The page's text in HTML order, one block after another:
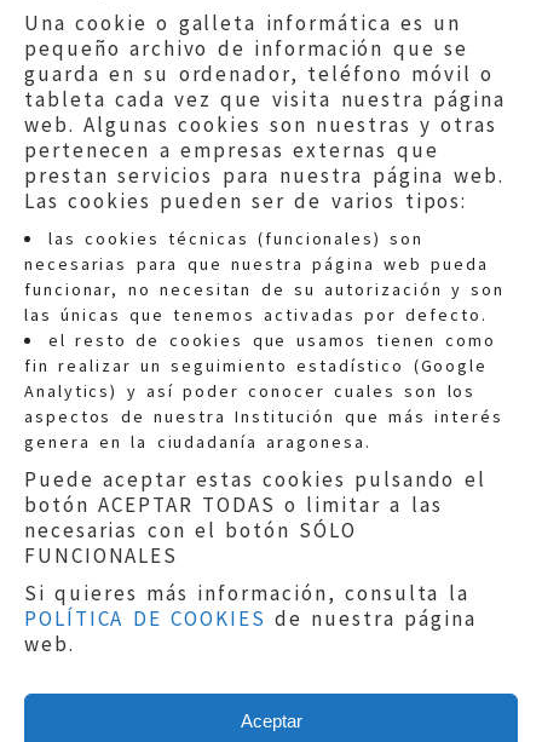
Una cookie o galleta informática es un
pequeño archivo de información que se
guarda en su ordenador, teléfono móvil o
tableta cada vez que visita nuestra página
web. Algunas cookies son nuestras y otras
pertenecen a empresas externas que
prestan servicios para nuestra página web.
Las cookies pueden ser de varios tipos:
las cookies técnicas (funcionales) son
necesarias para que nuestra página web pueda
funcionar, no necesitan de su autorización y son
las únicas que tenemos activadas por defecto.
el resto de cookies que usamos tienen como
fin realizar un seguimiento estadístico (Google
Analytics) y así poder conocer cuales son los
aspectos de nuestra Institución que más interés
genera en la ciudadanía aragonesa.
Puede aceptar estas cookies pulsando el
botón ACEPTAR TODAS o limitar a las
necesarias con el botón SÓLO
FUNCIONALES
Si quieres más información, consulta la
POLÍTICA DE COOKIES de nuestra página
web.
Aceptar
Quejas:quejas@eljusticiadearagon.es
Información general:
informacion@eljusticiadearagon.es
Teléfonos:900 210 210/
Aviso legal|Política de privacidad|
Protección de Datos
Política de cookies